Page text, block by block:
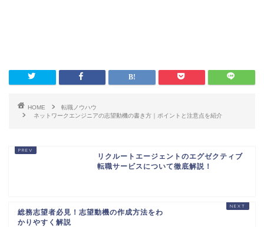
HOME
転職ノウハウ
ネットワークエンジニアの志望動機の書き方｜ポイントと注意点を紹介
リクルートエージェントのエグゼクティブ
転職サービスについて徹底解説！
総務志望者必見！志望動機の作成方法をわ
かりやすく解説